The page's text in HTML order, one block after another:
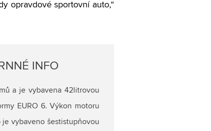
opravdové sportovní auto,“
INFO
a je vybavena 42litrovou
EURO 6. Výkon motoru
vybaveno šestistupňovou